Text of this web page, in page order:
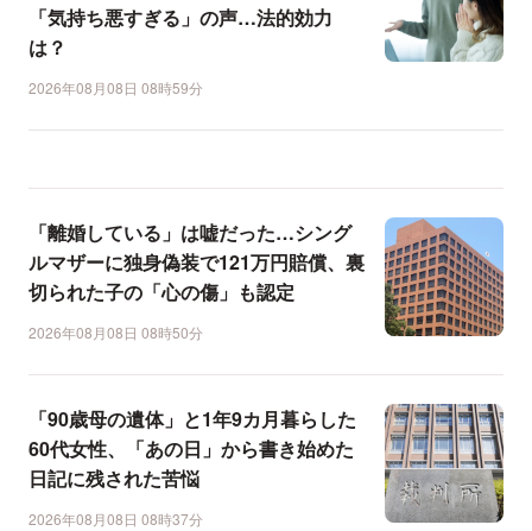
「気持ち悪すぎる」の声…法的効力
は？
2026年08月08日 08時59分
「離婚している」は嘘だった…シング
ルマザーに独身偽装で121万円賠償、裏
切られた子の「心の傷」も認定
2026年08月08日 08時50分
「90歳母の遺体」と1年9カ月暮らした
60代女性、「あの日」から書き始めた
日記に残された苦悩
2026年08月08日 08時37分